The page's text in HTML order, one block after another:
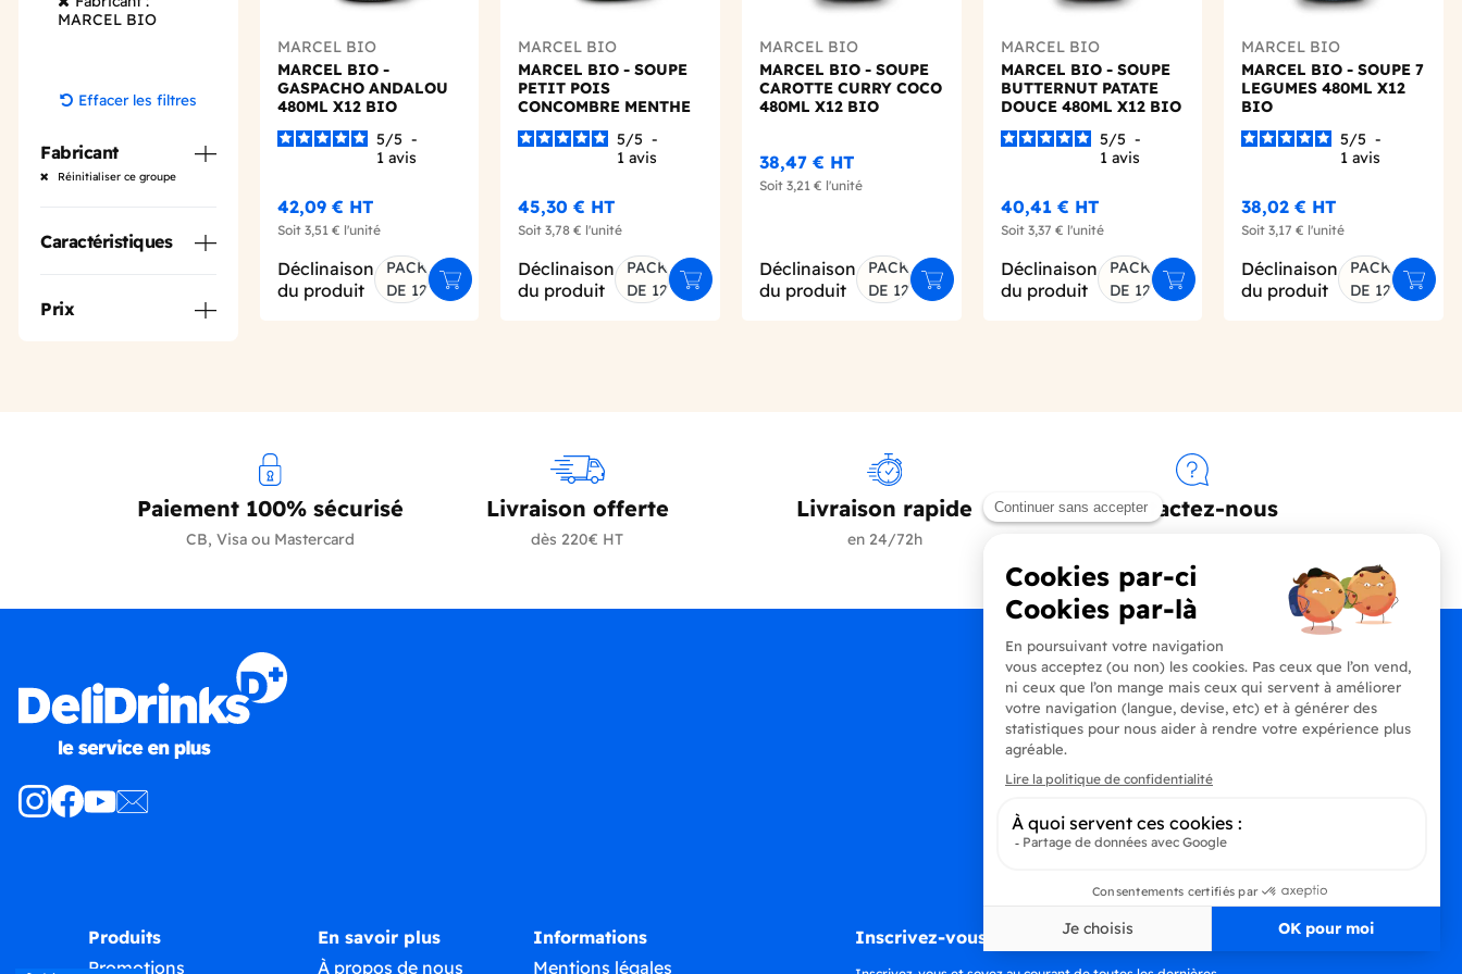
MARCEL BIO
Effacer les filtres
Fabricant
Réinitialiser ce groupe
Caractéristiques
Prix
MARCEL BIO
MARCEL BIO -
GASPACHO ANDALOU
480ML X12 BIO
5/5 -
1 avis
42,09 € HT
Soit 3,51 € l'unité
Déclinaison
du produit
PACK
DE 12
Ajouter au panier
MARCEL BIO
MARCEL BIO - SOUPE
PETIT POIS
CONCOMBRE MENTHE
5/5 -
1avis
45,30 € HT
Soit3,78 € l'unité
Déclinaison
du produit
PACK
DE 12
Ajouter au panier
MARCEL BIO
MARCEL BIO - SOUPE
CAROTTE CURRY COCO
480ML X12 BIO
38,47 € HT
Soit 3,21 € l'unité
Déclinaison
du produit
PACK
DE 12
Ajouter au panier
MARCEL BIO
MARCEL BIO - SOUPE
BUTTERNUT PATATE
DOUCE 480ML X12 BIO
5/5 -
1 avis
40,41 € HT
Soit 3,37 € l'unité
Déclinaison
du produit
PACK
DE 12
Ajouter au panier
MARCEL BIO
MARCEL BIO - SOUPE 7
LEGUMES 480ML X12
BIO
5/5 -
1avis
38,02 € HT
Soit3,17 € l'unité
Déclinaison
du produit
PACK
DE 12
Paiement 100% sécurisé
CB, Visa ou Mastercard
Livraison offerte
dès 220€ HT
Livraison rapide
en 24/72h
Contactez-nous
Produits
Promotions
En savoir plus
À propos de nous
Informations
Mentions légales
Inscrivez-vous à la newsletter